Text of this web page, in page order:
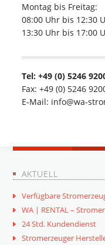
Montag bis Freitag:
08:00 Uhr bis 12:30
13:30 Uhr bis 17:00
Tel: +49 (0) 5246
Fax: +49 (0) 5246
E-Mail: info@wa-
AKTUELL
Verfügbare
WA | RENTAL –
24 Std. Kundendienst
Stromerzeuger